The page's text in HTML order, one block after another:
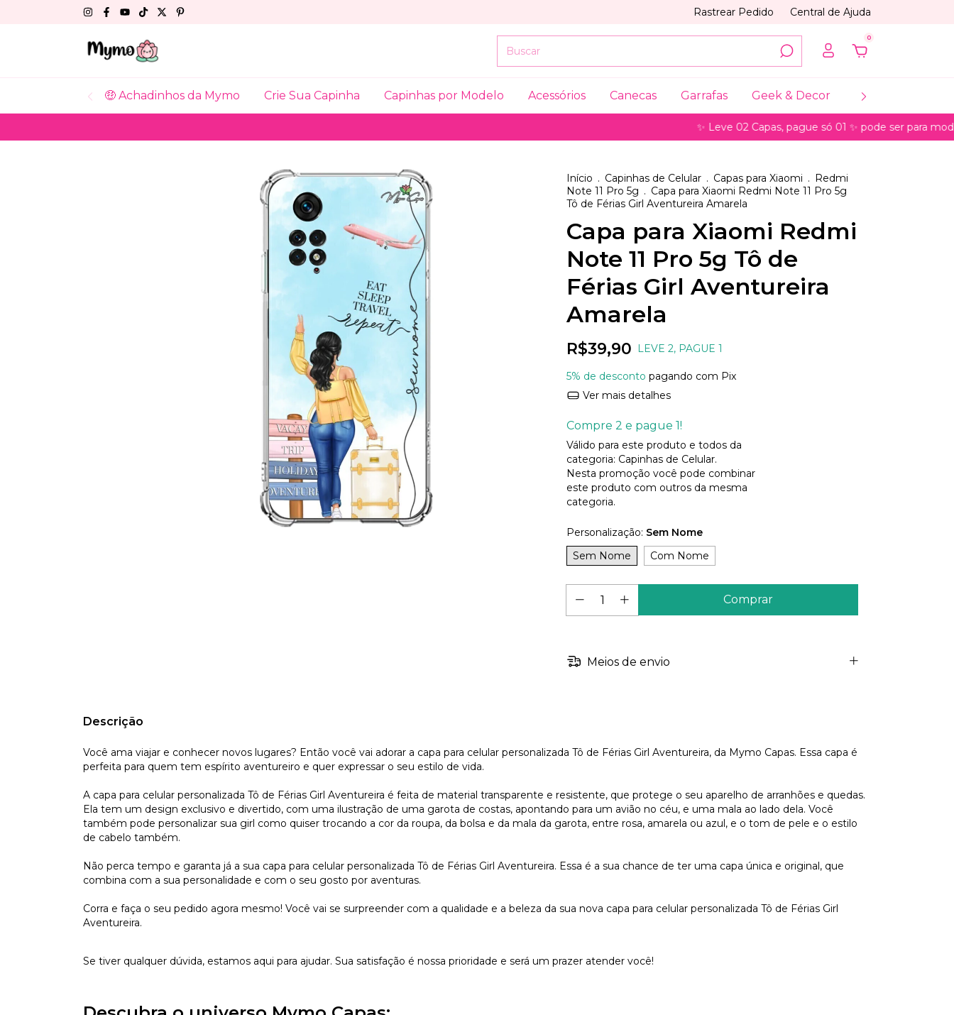
Rastrear Pedido Central de Ajuda
0
🤑 Achadinhos da Mymo Crie Sua Capinha Capinhas por Modelo Acessórios Canecas Garrafas Geek & Decor Coleções
✨ Leve 02 Capas, pague só 01 ✨ pode ser para modelos
Início . Capinhas de Celular . Capas para Xiaomi . Redmi
Note 11 Pro 5g . Capa para Xiaomi Redmi Note 11 Pro 5g
Tô de Férias Girl Aventureira Amarela
Capa para Xiaomi Redmi
Note 11 Pro 5g Tô de
Férias Girl Aventureira
Amarela
R$39,90 LEVE 2, PAGUE 1
5% de desconto pagando com Pix
Ver mais detalhes
Compre 2 e pague 1!
Válido para este produto e todos da
categoria: Capinhas de Celular.
Nesta promoção você pode combinar
este produto com outros da mesma
categoria.
Personalização: Sem Nome
Sem Nome
Com Nome
Meios de envio
Descrição
Você ama viajar e conhecer novos lugares? Então você vai adorar a capa para celular personalizada Tô de Férias Girl Aventureira, da Mymo Capas. Essa capa é
perfeita para quem tem espírito aventureiro e quer expressar o seu estilo de vida.
A capa para celular personalizada Tô de Férias Girl Aventureira é feita de material transparente e resistente, que protege o seu aparelho de arranhões e quedas.
Ela tem um design exclusivo e divertido, com uma ilustração de uma garota de costas, apontando para um avião no céu, e uma mala ao lado dela. Você
também pode personalizar sua girl como quiser trocando a cor da roupa, da bolsa e da mala da garota, entre rosa, amarela ou azul, e o tom de pele e o estilo
de cabelo também.
Não perca tempo e garanta já a sua capa para celular personalizada Tô de Férias Girl Aventureira. Essa é a sua chance de ter uma capa única e original, que
combina com a sua personalidade e com o seu gosto por aventuras.
Corra e faça o seu pedido agora mesmo! Você vai se surpreender com a qualidade e a beleza da sua nova capa para celular personalizada Tô de Férias Girl
Aventureira.
Se tiver qualquer dúvida, estamos aqui para ajudar. Sua satisfação é nossa prioridade e será um prazer atender você!